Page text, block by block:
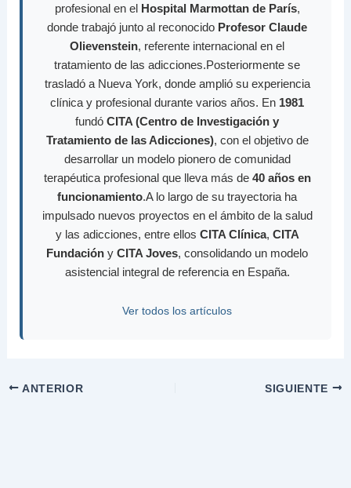
profesional en el Hospital Marmottan de París,
donde trabajó junto al reconocido Profesor Claude
Olievenstein, referente internacional en el
tratamiento de las adicciones.Posteriormente se
trasladó a Nueva York, donde amplió su experiencia
clínica y profesional durante varios años. En 1981
fundó CITA (Centro de Investigación y
Tratamiento de las Adicciones), con el objetivo de
desarrollar un modelo pionero de comunidad
terapéutica profesional que lleva más de 40 años en
funcionamiento.A lo largo de su trayectoria ha
impulsado nuevos proyectos en el ámbito de la salud
y las adicciones, entre ellos CITA Clínica, CITA
Fundación y CITA Joves, consolidando un modelo
asistencial integral de referencia en España.
Ver todos los artículos
ANTERIOR SIGUIENTE